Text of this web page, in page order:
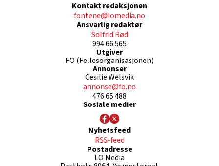
Kontakt redaksjonen
fontene@lomedia.no
Ansvarlig redaktør
Solfrid Rød
994 66 565
Utgiver
FO (Fellesorganisasjonen)
Annonser
Cesilie Welsvik
annonse@fo.no
476 65 488
Sosiale medier
Nyhetsfeed
RSS-feed
Postadresse
LO Media